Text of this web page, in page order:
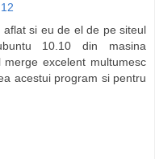
si eu de el de pe siteul
10.10 din masina
excelent multumesc
acestui program si pentru